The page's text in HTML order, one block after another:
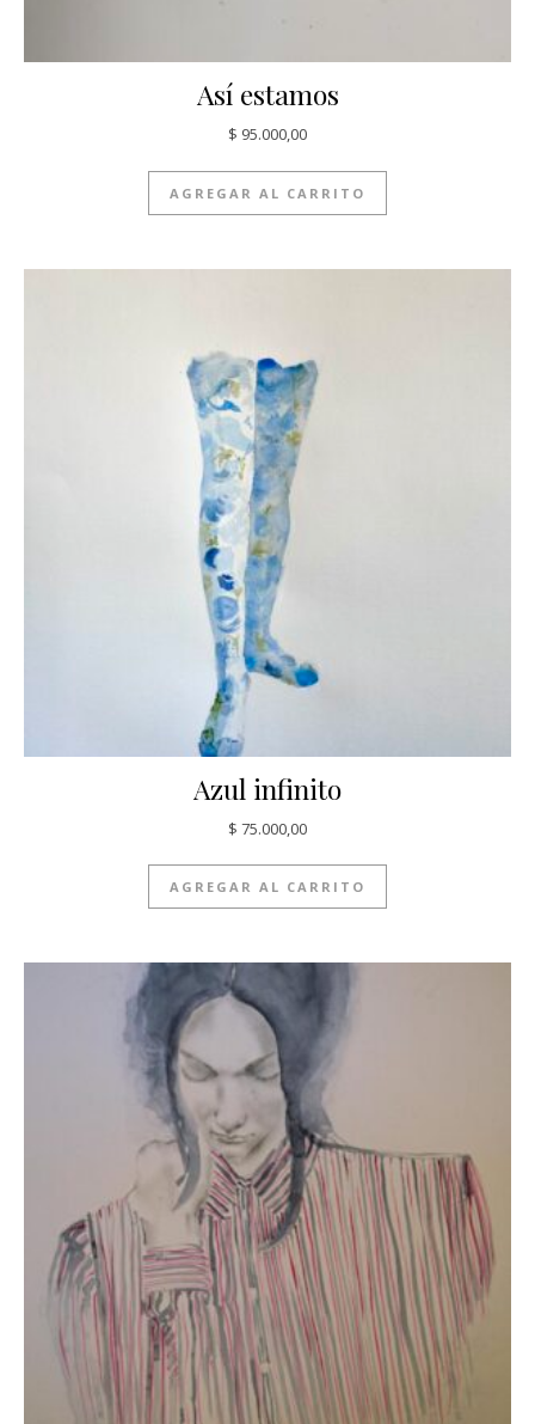
Así estamos
$ 95.000,00
AGREGAR AL CARRITO
Azul infinito
$ 75.000,00
AGREGAR AL CARRITO